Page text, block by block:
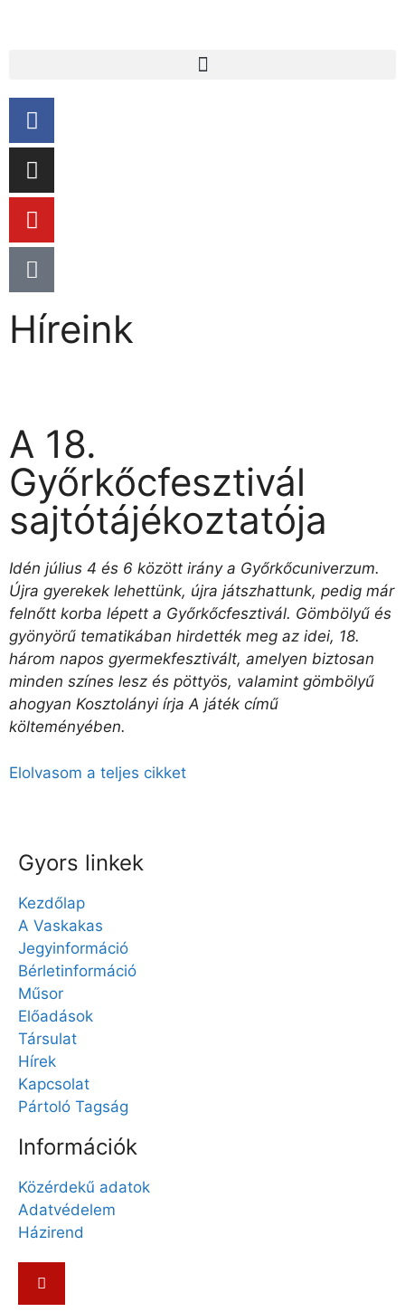
Híreink
A 18.
Győrkőcfesztivál
sajtótájékoztatója
Idén július 4 és 6 között irány a Győrkőcuniverzum.
Újra gyerekek lehettünk, újra játszhattunk, pedig már
felnőtt korba lépett a Győrkőcfesztivál. Gömbölyű és
gyönyörű tematikában hirdették meg az idei, 18.
három napos gyermekfesztivált, amelyen biztosan
minden színes lesz és pöttyös, valamint gömbölyű
ahogyan Kosztolányi írja A játék című
költeményében.
Elolvasom a teljes cikket
Gyors linkek
Kezdőlap
A Vaskakas
Jegyinformáció
Bérletinformáció
Műsor
Előadások
Társulat
Hírek
Kapcsolat
Pártoló Tagság
Információk
Közérdekű adatok
Adatvédelem
Házirend